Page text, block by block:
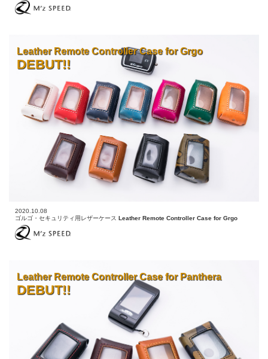
Leather Remote Controller Case for Grgo
DEBUT!!
2020.10.08
ゴルゴ・セキュリティ用レザーケース Leather Remote Controller Case for Grgo
Leather Remote Controller Case for Panthera
DEBUT!!